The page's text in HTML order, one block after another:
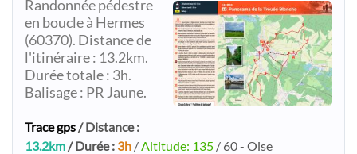
Randonnée pédestre
en boucle à Hermes
(60370). Distance de
l'itinéraire : 13.2km.
Durée totale : 3h.
Balisage : PR Jaune.
Trace gps/ Distance :
13.2km/ Durée : 3h /Altitude: 135 / 60 - Oise